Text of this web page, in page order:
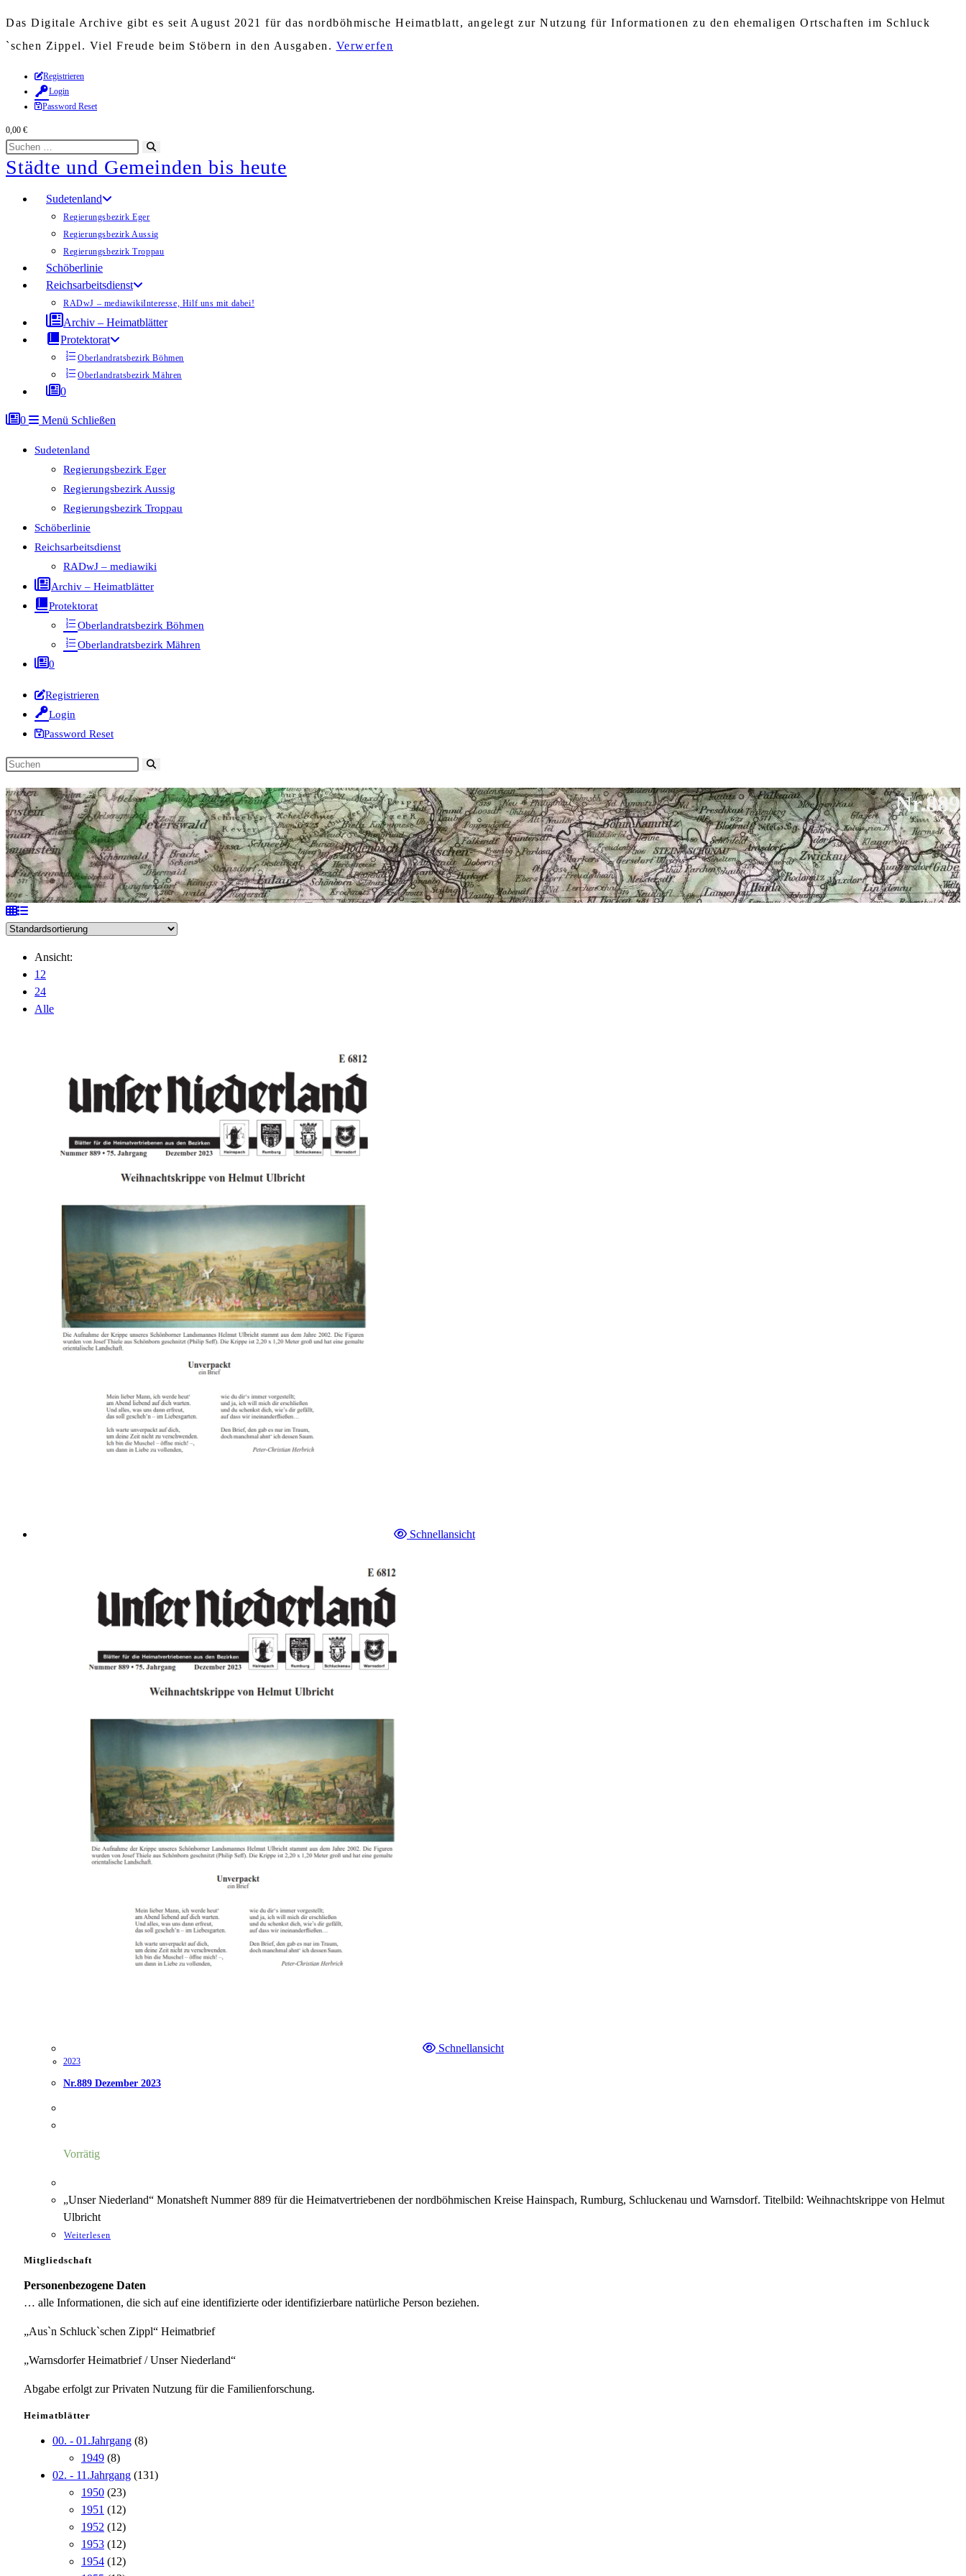
Das Digitale Archive gibt es seit August 2021 für das nordböhmische Heimatblatt, angelegt zur Nutzung für Informationen zu den ehemaligen Ortschaften im Schluck
`schen Zippel. Viel Freude beim Stöbern in den Ausgaben. Verwerfen
Zum
Inhalt
springen
Registrieren
Login
Password Reset
0,00 €
Diese
Website
durchsuchen
starten
Städte und Gemeinden bis heute
Sudetenland
Regierungsbezirk Eger
Regierungsbezirk Aussig
Regierungsbezirk Troppau
Schöberlinie
Reichsarbeitsdienst
RADwJ – mediawikiInteresse, Hilf uns mit dabei!
Archiv – Heimatblätter
Protektorat
Oberlandratsbezirk Böhmen
Oberlandratsbezirk Mähren
0
0 Menü Schließen
Sudetenland
Regierungsbezirk Eger
Regierungsbezirk Aussig
Regierungsbezirk Troppau
Schöberlinie
Reichsarbeitsdienst
RADwJ – mediawiki
Archiv – Heimatblätter
Protektorat
Oberlandratsbezirk Böhmen
Oberlandratsbezirk Mähren
0
Registrieren
Login
Password Reset
Diese
durchsuchen
Nr.889
Ansicht:
12
24
Alle
Schnellansicht
Schnellansicht
2023
Nr.889 Dezember 2023
Vorrätig
„Unser Niederland“ Monatsheft Nummer 889 für die Heimatvertriebenen der nordböhmischen Kreise Hainspach, Rumburg, Schluckenau und Warnsdorf. Titelbild: Weihnachtskrippe von Helmut
Ulbricht
Weiterlesen
Mitgliedschaft
Personenbezogene Daten
… alle Informationen, die sich auf eine identifizierte oder identifizierbare natürliche Person beziehen.
„Aus`n Schluck`schen Zippl“ Heimatbrief
„Warnsdorfer Heimatbrief / Unser Niederland“
Abgabe erfolgt zur Privaten Nutzung für die Familienforschung.
Heimatblätter
00. - 01.Jahrgang (8)
1949 (8)
02. - 11.Jahrgang (131)
1950 (23)
1951 (12)
1952 (12)
1953 (12)
1954 (12)